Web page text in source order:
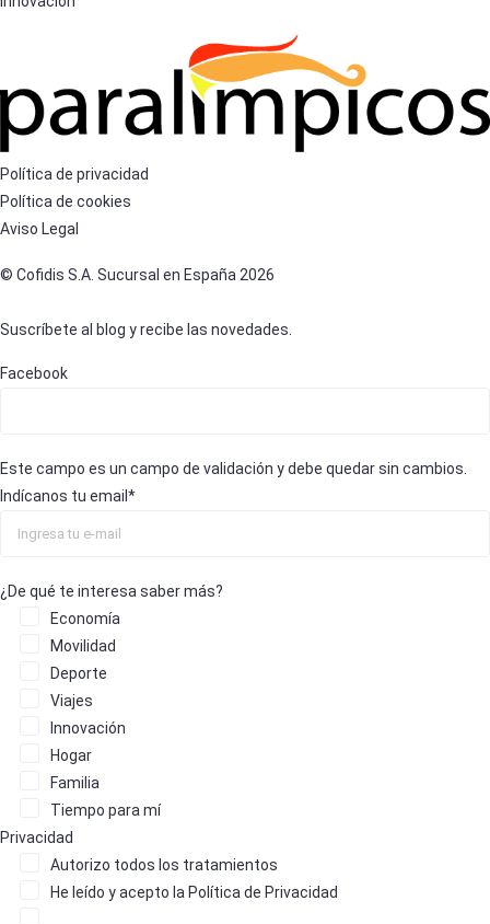
Política de privacidad
Política de cookies
Aviso Legal
© Cofidis S.A. Sucursal en España 2026
Suscríbete al blog y recibe las novedades.
Facebook
Este campo es un campo de validación y debe quedar sin cambios.
Indícanos tu email *
¿De qué te interesa saber más?
Economía
Movilidad
Deporte
Viajes
Innovación
Hogar
Familia
Tiempo para mí
Privacidad
Autorizo todos los tratamientos
He leído y acepto la Política de Privacidad